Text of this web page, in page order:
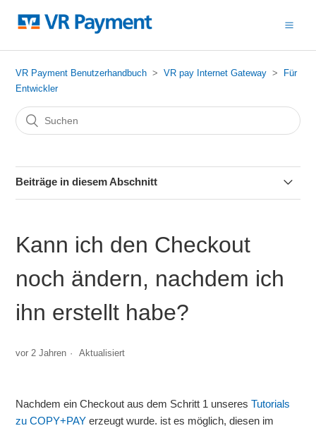
VR Payment Benutzerhandbuch VR pay Internet Gateway
Für
Entwickler
Beiträge in diesem Abschnitt
Speichern von Kartendaten für spätere Zahlungen
Wie kann ich VR pay eCommerce testen?
Worin besteht der Unterschied zwischen den einzelnen
Kann ich den Checkout
noch ändern, nachdem ich
ihn erstellt habe?
vor 2 Jahren Aktualisiert
Nachdem ein Checkout aus dem Schritt 1 unseresTutorials
zu COPY+PAY erzeugt wurde. ist es möglich, diesen im